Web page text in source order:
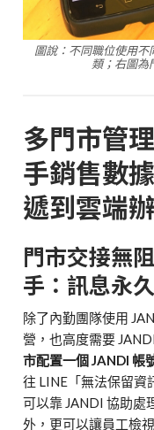
圖說：不同職位使用不
類；右圖為
多門市管
手銷售數
遞到雲端
門市交接無
手：訊息永
除了內勤團隊使用
營，也高度需要
市配置一個 JANDI 帳
往 LINE「無法保留資
可以靠 JANDI 協助處
外，更可以讓員工檢